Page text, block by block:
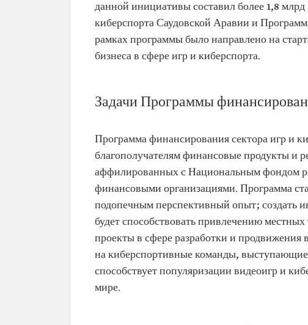
данной инициативы составил более 1,8
киберспорта Саудовской Аравии и
рамках программы было направлено на
бизнеса в сфере игр и киберспорта.
Задачи Программы
Программа финансирования сектора игр и
благополучателям финансовые продукты и
аффилированных с Национальным фондом
финансовыми организациями. Программа
подопечным перспективный опыт; создать
будет способствовать привлечению
проекты в сфере разработки и продвижения
на киберспортивные команды,
способствует популяризации видеоигр и
мире.